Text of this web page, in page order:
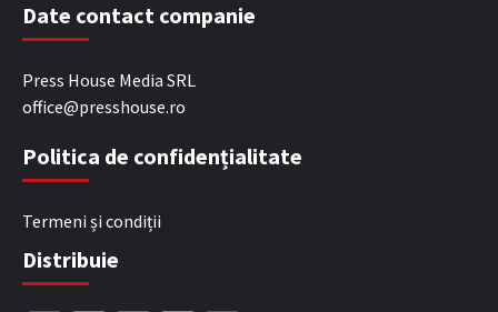
Date contact companie
Press House Media SRL
office@presshouse.ro
Politica de confidențialitate
Termeni și condiții
Distribuie